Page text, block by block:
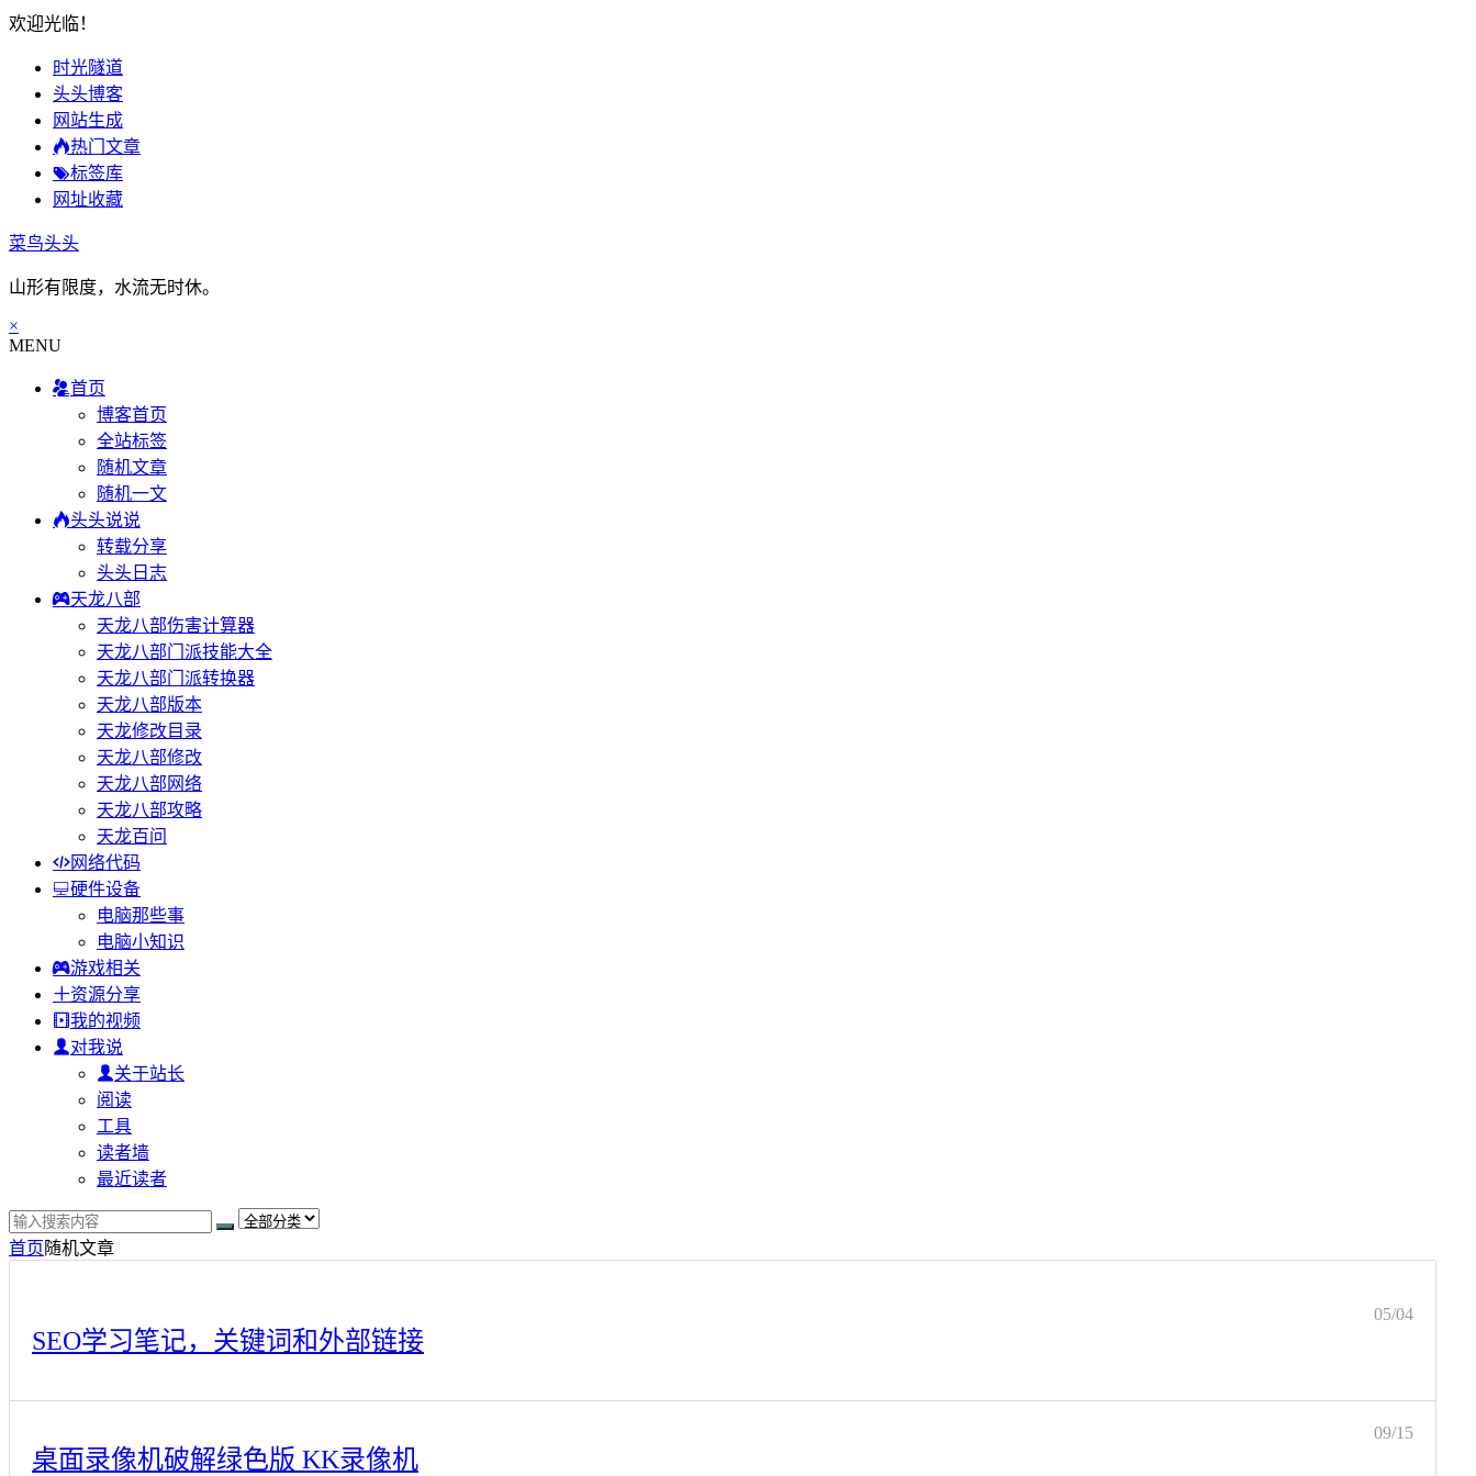
欢迎光临！
时光隧道
头头博客
网站生成
热门文章
标签库
网址收藏
菜鸟头头
山形有限度，水流无时休。
×
MENU
首页
博客首页
全站标签
随机文章
随机一文
头头说说
转载分享
头头日志
天龙八部
天龙八部伤害计算器
天龙八部门派技能大全
天龙八部门派转换器
天龙八部版本
天龙修改目录
天龙八部修改
天龙八部网络
天龙八部攻略
天龙百问
网络代码
硬件设备
电脑那些事
电脑小知识
游戏相关
资源分享
我的视频
对我说
关于站长
阅读
工具
读者墙
最近读者
首页随机文章
05/04
SEO学习笔记，关键词和外部链接
09/15
桌面录像机破解绿色版 KK录像机